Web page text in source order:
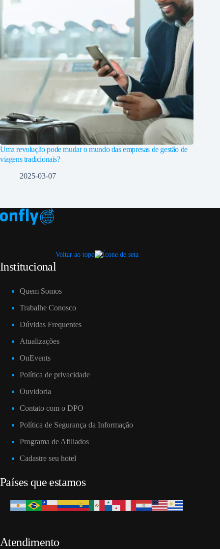
Uma revolução pode mudar o mundo das empresas de gestão de
viagens tradicionais?
2025-03-07
Voltar ao topo
Institucional
Quem Somos
Trabalhe Conosco
Dúvidas Frequentes
Atualizações
OnEvents
Política de privacidade
Ouvidoria
Contato com o DPO
Política de Segurança da Informação
Programa de Afiliados
Cadastre seu hotel
Países que estamos
Atendimento